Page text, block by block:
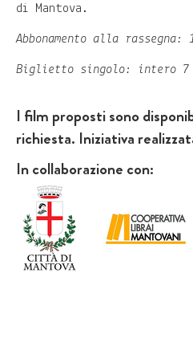
di Mantova.
Abbonamento alla rassegna:
Biglietto singolo: intero 7
I film proposti sono
richiesta. Iniziativa
In collaborazione con: